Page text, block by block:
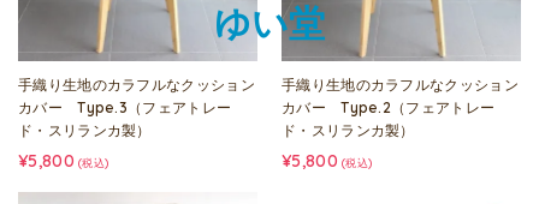
手織り生地のカラフルなクッション
カバー Type.3（フェアトレー
ド・スリランカ製）
¥5,800 (税込)
手織り生地のカラフルなクッション
カバー Type.2（フェアトレー
ド・スリランカ製）
¥5,800 (税込)